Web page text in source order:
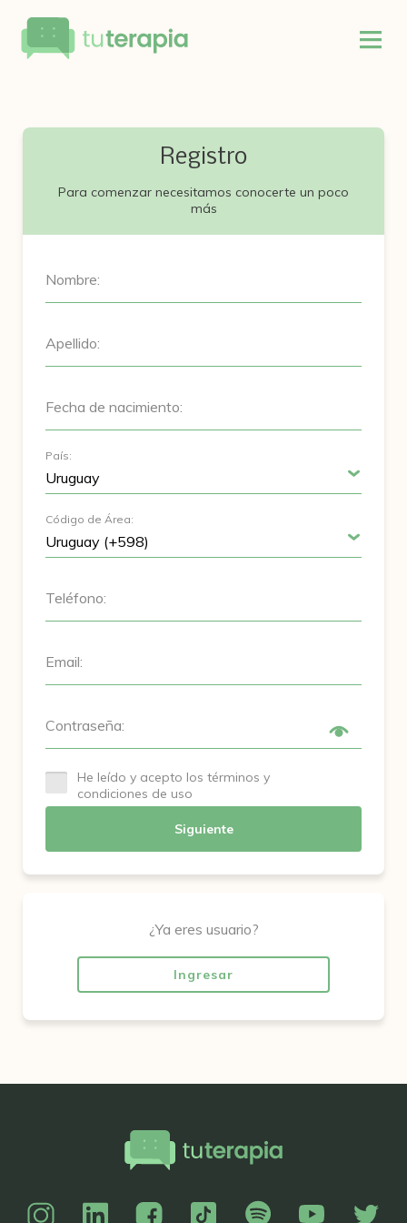
Registro
Para comenzar necesitamos conocerte un poco
más
Nombre:
Apellido:
Fecha de nacimiento:
País:
Código de Área:
Teléfono:
Email:
Contraseña:
He leído y acepto los términos y
condiciones de uso
Siguiente
¿Ya eres usuario?
Ingresar